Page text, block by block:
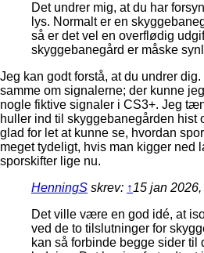
Det undrer mig, at du har
lys. Normalt er en
så er det vel en overflødig
skyggebanegård er måske
Jeg kan godt forstå, at du undrer
samme om signalerne; der kunne
nogle fiktive signaler i CS3+. Jeg
huller ind til skyggebanegården hist
glad for let at kunne se, hvordan
meget tydeligt, hvis man kigger ned
sporskifter lige nu.
HenningS skrev: ↑15 jan
Det ville være en god idé, at
ved de to tilslutninger for
kan så forbinde begge sider til